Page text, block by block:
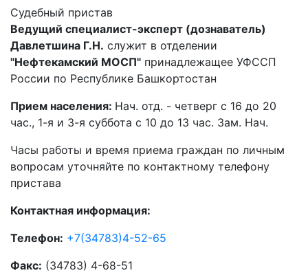
Судебный пристав
Ведущий специалист-эксперт (дознаватель)
Давлетшина Г.Н. служит в отделении
"Нефтекамский МОСП" принадлежащее УФССП
России по Республике Башкортостан
Прием населения: Нач. отд. - четверг с 16 до 20
час., 1-я и 3-я суббота с 10 до 13 час. Зам. Нач.
Часы работы и время приема граждан по личным
вопросам уточняйте по контактному телефону
пристава
Контактная информация:
Телефон: +7(34783)4-52-65
Факс: (34783) 4-68-51